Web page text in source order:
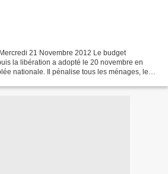
21 Novembre 2012 Le budget
la libération a adopté le 20 novembre en
nationale. Il pénalise tous les ménages, les